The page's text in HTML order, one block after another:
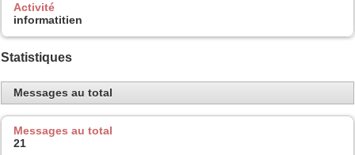
Activité
informatitien
Statistiques
Messages au total
Messages au total
21